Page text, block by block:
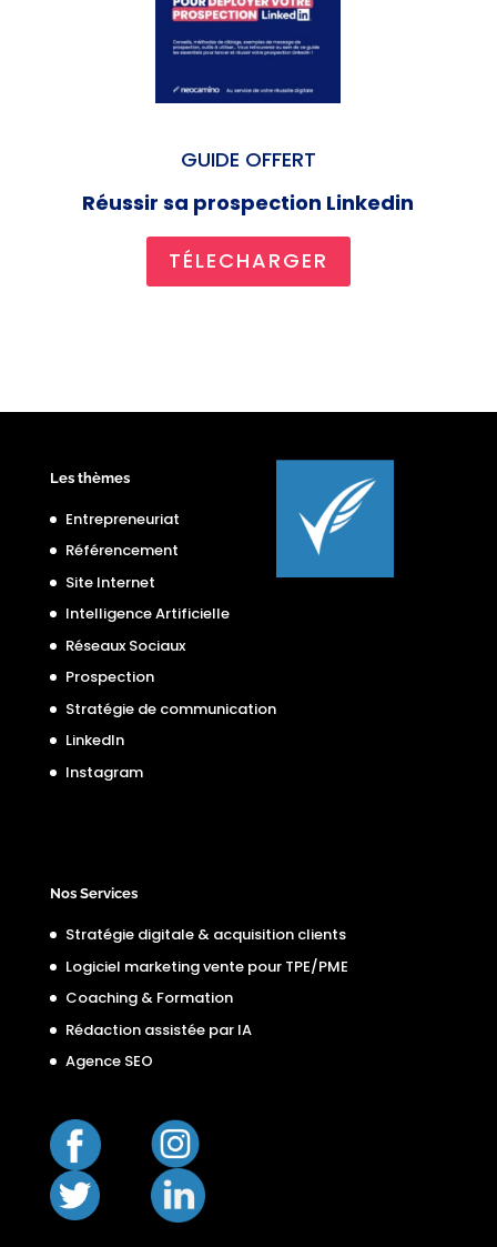
GUIDE OFFERT
Réussir sa prospection Linkedin
TÉLECHARGER
Les thèmes
Entrepreneuriat
Référencement
Site Internet
Intelligence Artificielle
Réseaux Sociaux
Prospection
Stratégie de communication
LinkedIn
Instagram
Nos Services
Stratégie digitale & acquisition clients
Logiciel marketing vente pour TPE/PME
Coaching & Formation
Rédaction assistée par IA
Agence SEO